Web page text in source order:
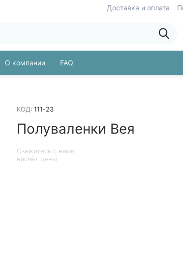
Доставка и оплата
О компании FAQ
КОД: 111-23
Полуваленки Вея
Свяжитесь с нами
насчёт цены